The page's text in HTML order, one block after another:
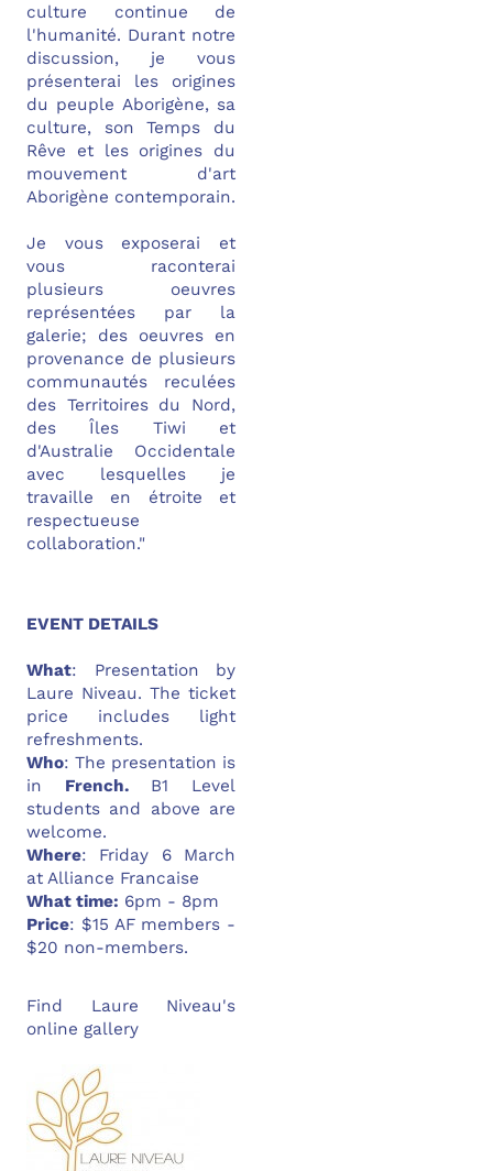
culture continue de
l'humanité. Durant notre
discussion, je vous
présenterai les origines
du peuple Aborigène, sa
culture, son Temps du
Rêve et les origines du
mouvement d'art
Aborigène contemporain.
Je vous exposerai et
vous raconterai
plusieurs oeuvres
représentées par la
galerie; des oeuvres en
provenance de plusieurs
communautés reculées
des Territoires du Nord,
des Îles Tiwi et
d'Australie Occidentale
avec lesquelles je
travaille en étroite et
respectueuse
collaboration."
EVENT DETAILS
What: Presentation by
Laure Niveau. The ticket
price includes light
refreshments.
Who: The presentation is
in
French.
B1 Level
students and above are
welcome.
Where: Friday 6 March
at Alliance Francaise
What time: 6pm - 8pm
Price: $15 AF members -
$20 non-members.
Find Laure Niveau's
online gallery